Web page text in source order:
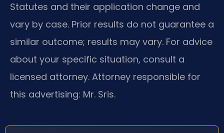
Statutes and their application change and
vary by case. Prior results do not guarantee a
similar outcome; results may vary. For advice
about your specific situation, consult a
licensed attorney. Attorney responsible for
this advertising: Mr. Sris.